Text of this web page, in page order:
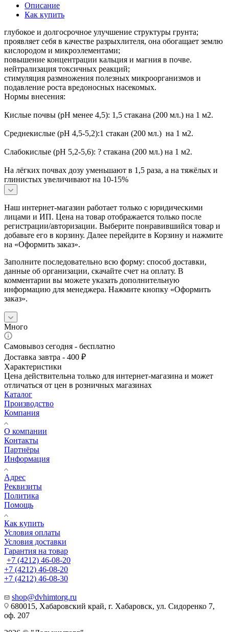
Описание
Как купить
глубокое и долгосрочное улучшение структуры грунта;
проявляет себя в качестве разрыхлителя, она обогащает землю
кислородом и микроэлементами;
повышение концентрации кальция и магния в почве.
нейтрализация токсичных реакций;
стимуляция размножения полезных микроорганизмов и
подавление роста вредоносных насекомых.
Нормы внесения:
Кислые почвы (pH менее 4,5): 1,5 стакана (200 мл.) на 1 м2.
Среднекислые (pH 4,5-5,2):1 стакан (200 мл.) на 1 м2.
Слабокислые (pH 5,2-5,6): ? стакана (200 мл.) на 1 м2.
На лёгких почвах дозу уменьшают в 1,5 раза, а на тяжёлых и
глинистых увеличивают на 10-15%
Наш интернет-магазин работает только с юридическими
лицами и ИП. Цена на товар отображается только после
регистрации/авторизации. Выберите понравившийся товар и
добавьте его в корзину. Далее перейдите в Корзину и нажмите
на «Оформить заказ».
Заполните последовательно всю форму: способ доставки,
данные об организации, скачайте счет на оплату. В
комментарии вы можете указать дополнительную
информацию для менеджера. Нажмите кнопку «Оформить
заказ».
Много
Самовывоз сегодня - бесплатно
Доставка завтра - 400 ₽
Характеристики
Цена действительна только для интернет-магазина и может
отличаться от цен в розничных магазинах
Каталог
Производство
Компания
О компании
Контакты
Партнёры
Информация
Адрес
Реквизиты
Политика
Помощь
Как купить
Условия оплаты
Условия доставки
Гарантия на товар
+7 (4212) 46-08-20
+7 (4212) 46-08-20
+7 (4212) 46-08-30
shop@dvhimtorg.ru
680015, Хабаровский край, г. Хабаровск, ул. Сидоренко 7,
оф. 207